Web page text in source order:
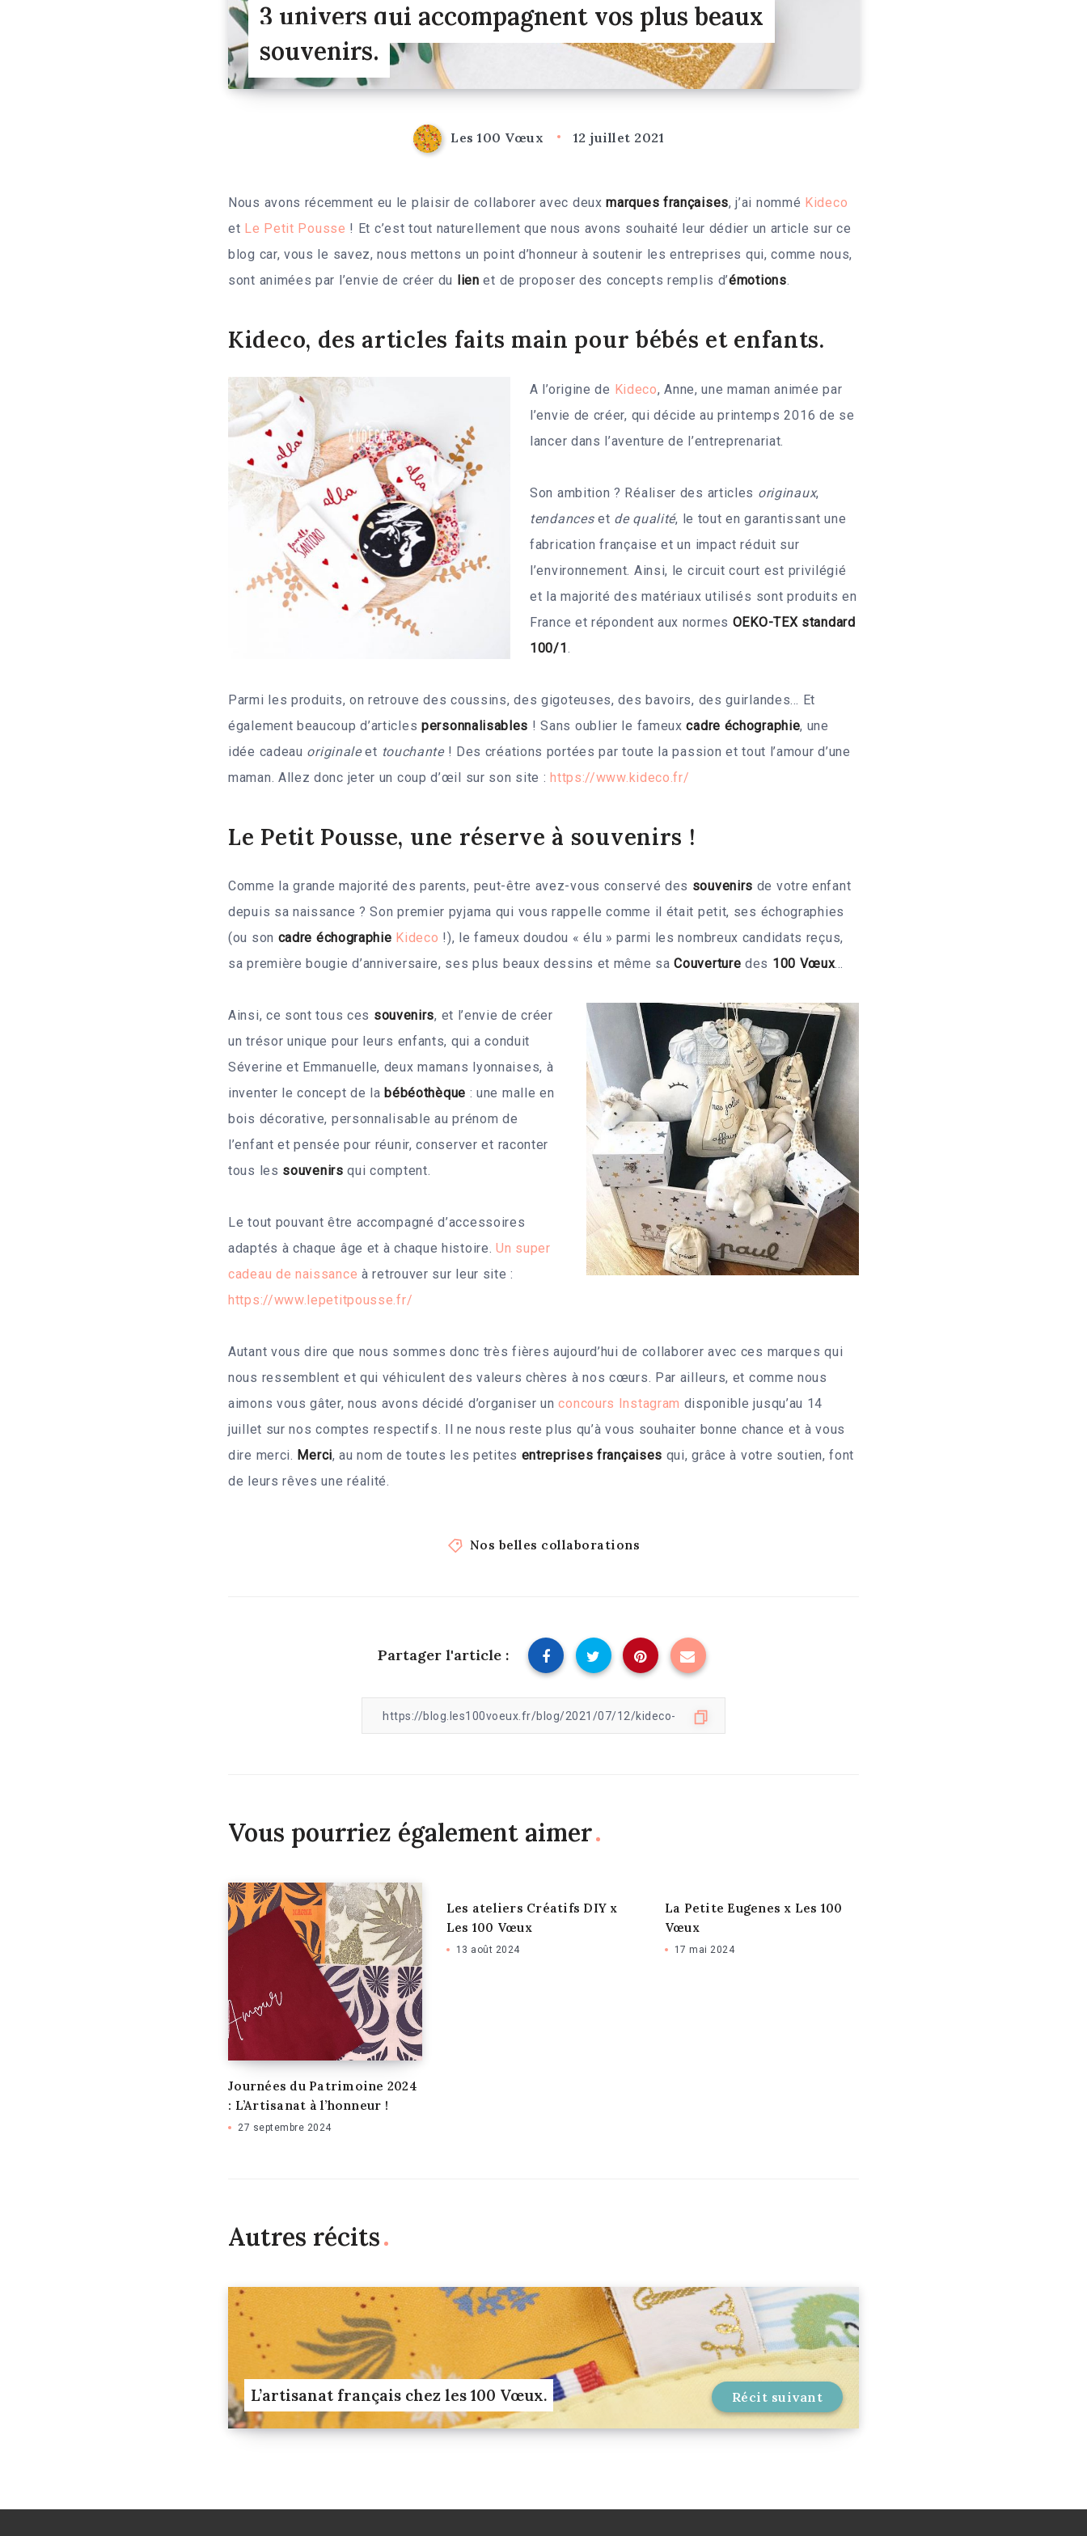
3 univers qui accompagnent vos plus beaux
souvenirs.
Les 100 Vœux 12 juillet 2021
Nous avons récemment eu le plaisir de collaborer avec deux marques françaises, j’ai nommé Kideco
et Le Petit Pousse ! Et c’est tout naturellement que nous avons souhaité leur dédier un article sur ce
blog car, vous le savez, nous mettons un point d’honneur à soutenir les entreprises qui, comme nous,
sont animées par l’envie de créer du lien et de proposer des concepts remplis d’émotions.
Kideco, des articles faits main pour bébés et enfants.
A l’origine de Kideco, Anne, une maman animée par
l’envie de créer, qui décide au printemps 2016 de se
lancer dans l’aventure de l’entreprenariat.
Son ambition ? Réaliser des articles originaux,
tendanceset de qualité, le tout en garantissant une
fabrication française et un impact réduit sur
l’environnement. Ainsi, le circuit court est privilégié
et la majorité des matériaux utilisés sont produits en
France et répondent aux normes OEKO-TEX standard
100/1 .
Parmi les produits, on retrouve des coussins, des gigoteuses, des bavoirs, des guirlandes… Et
également beaucoup d’articles personnalisables ! Sans oublier le fameuxcadre échographie, une
idée cadeau originaleet touchante! Des créations portées par toute la passion et tout l’amour d’une
maman. Allez donc jeter un coup d’œil sur son site :https://www.kideco.fr/
Le Petit Pousse, une réserve à souvenirs !
Comme la grande majorité des parents, peut-être avez-vous conservé des souvenirs de votre enfant
depuis sa naissance ? Son premier pyjama qui vous rappelle comme il était petit, ses échographies
(ou son cadre échographie Kideco !), le fameux doudou « élu » parmi les nombreux candidats reçus,
sa première bougie d’anniversaire, ses plus beaux dessins et même saCouverture des 100 Vœux…
Ainsi, ce sont tous ces souvenirs, et l’envie de créer
un trésor unique pour leurs enfants, qui a conduit
Séverine et Emmanuelle, deux mamans lyonnaises, à
inventer le concept de la bébéothèque : une malle en
bois décorative, personnalisable au prénom de
l’enfant et pensée pour réunir, conserver et raconter
tous les souvenirs qui comptent.
Le tout pouvant être accompagné d’accessoires
adaptés à chaque âge et à chaque histoire.Un super
cadeau de naissance à retrouver sur leur site :
https://www.lepetitpousse.fr/
Autant vous dire que nous sommes donc très fières aujourd’hui de collaborer avec ces marques qui
nous ressemblent et qui véhiculent des valeurs chères à nos cœurs. Par ailleurs, et comme nous
aimons vous gâter, nous avons décidé d’organiser unconcours Instagram disponible jusqu’au 14
juillet sur nos comptes respectifs. Il ne nous reste plus qu’à vous souhaiter bonne chance et à vous
dire merci. Merci, au nom de toutes les petites entreprises françaises qui, grâce à votre soutien, font
de leurs rêves une réalité.
Nos belles collaborations
Partager l'article :
Vous pourriez également aimer
Journées du Patrimoine 2024
: L’Artisanat à l’honneur !
27 septembre 2024
Les ateliers Créatifs DIY x
Les 100 Vœux
13 août 2024
La Petite Eugenes x Les 100
Vœux
17 mai 2024
Autres récits
L’artisanat français chez les 100 Vœux. Récit suivant